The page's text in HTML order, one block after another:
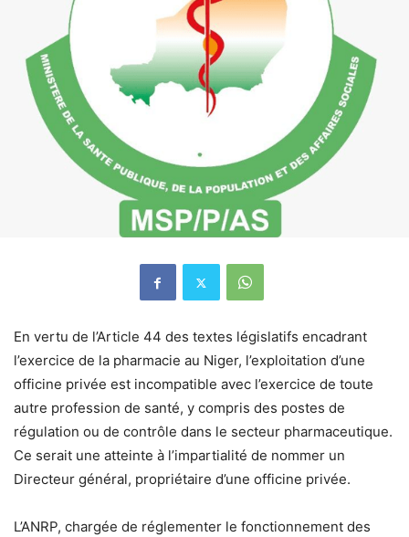
En vertu de l’Article 44 des textes législatifs encadrant
l’exercice de la pharmacie au Niger, l’exploitation d’une
officine privée est incompatible avec l’exercice de toute
autre profession de santé, y compris des postes de
régulation ou de contrôle dans le secteur pharmaceutique.
Ce serait une atteinte à l’impartialité de nommer un
Directeur général, propriétaire d’une officine privée.
L’ANRP, chargée de réglementer le fonctionnement des